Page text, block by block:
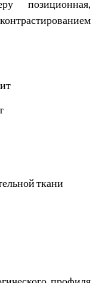
позиционная,
ткани